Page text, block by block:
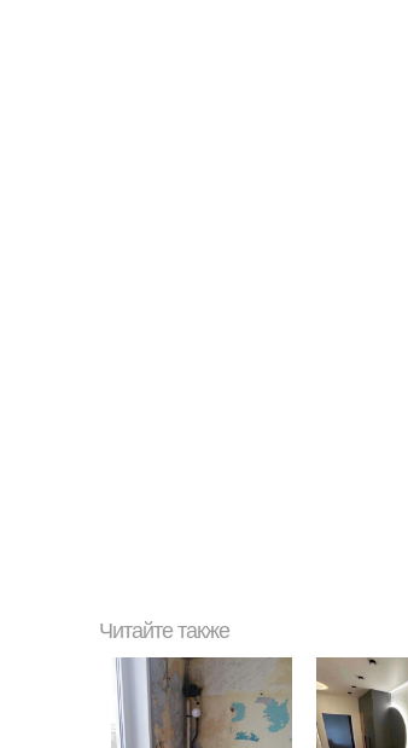
Читайте также